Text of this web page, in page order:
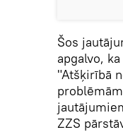
Šos
apgalvo,
"Atšķirībā
ZZS